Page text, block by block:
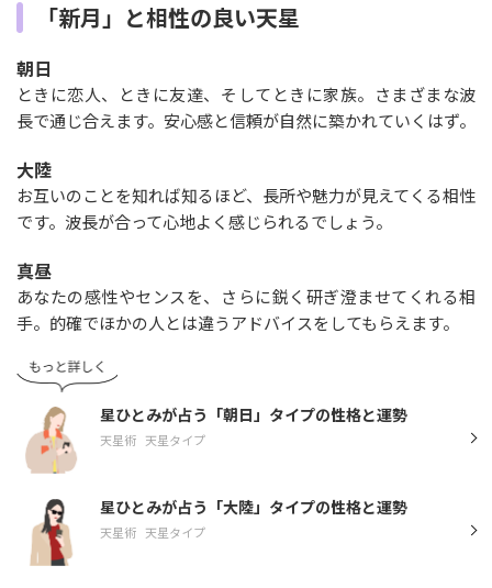
「新月」と相性の良い天星
朝日
ときに恋人、ときに友達、そしてときに家族。さまざまな波
長で通じ合えます。安心感と信頼が自然に築かれていくはず。
大陸
お互いのことを知れば知るほど、長所や魅力が見えてくる相性
です。波長が合って心地よく感じられるでしょう。
真昼
あなたの感性やセンスを、さらに鋭く研ぎ澄ませてくれる相
手。的確でほかの人とは違うアドバイスをしてもらえます。
星ひとみが占う「朝日」タイプの性格と運勢
天星術 天星タイプ
星ひとみが占う「大陸」タイプの性格と運勢
天星術 天星タイプ